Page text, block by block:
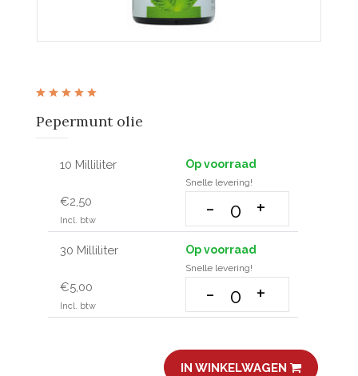
Pepermunt olie
10 Milliliter Op voorraad
Snelle levering!
€2,50
Incl. btw - +
30 Milliliter Op voorraad
Snelle levering!
€5,00
Incl. btw - +
IN WINKELWAGEN